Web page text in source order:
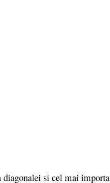
si cel mai